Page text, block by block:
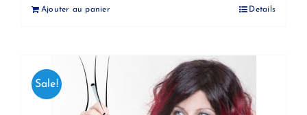
Ajouter au panier Details
Sale!